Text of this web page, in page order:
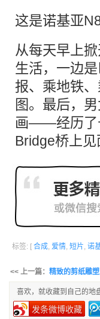
这是诺基亚
从每天早上
生活，一边
报、乘地铁
图。最后，
画——经历了
Bridge桥上见
标签: [ 合成, 爱情, 短片, 诺
<< 上一篇： 精致的剪纸雕
喜欢，就收藏到自己的地
发条微博收藏